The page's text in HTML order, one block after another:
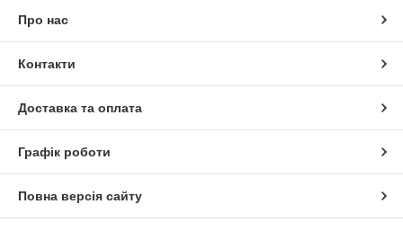
Про нас
Контакти
Доставка та оплата
Графік роботи
Повна версія сайту